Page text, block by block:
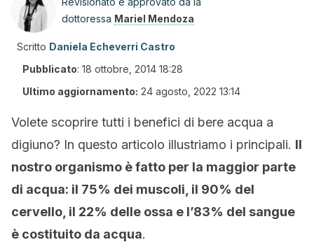
dottoressa Mariel Mendoza
Scritto Daniela Echeverri Castro
Pubblicato: 18 ottobre, 2014 18:28
Ultimo aggiornamento: 24 agosto, 2022 13:14
Volete scoprire tutti i benefici di bere acqua a
digiuno? In questo articolo illustriamo i principali. Il
nostro organismo è fatto per la maggior parte
di acqua: il 75% dei muscoli, il 90% del
cervello, il 22% delle ossa e l’83% del sangue
è costituito da acqua.